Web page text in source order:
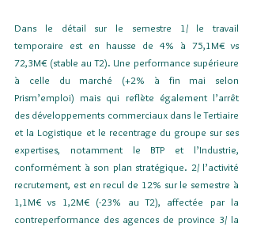
Dans le détail sur le semestre 1/ le travail
temporaire est en hausse de 4% à 75,1M€ vs
72,3M€ (stable au T2). Une performance supérieure
à celle du marché (+2% à fin mai selon
Prism’emploi) mais qui reflète également l’arrêt
des développements commerciaux dans le Tertiaire
et la Logistique et le recentrage du groupe sur ses
expertises, notamment le BTP et l’Industrie,
conformément à son plan stratégique. 2/ l’activité
recrutement, est en recul de 12% sur le semestre à
1,1M€ vs 1,2M€ (-23% au T2), affectée par la
contreperformance des agences de province 3/ la